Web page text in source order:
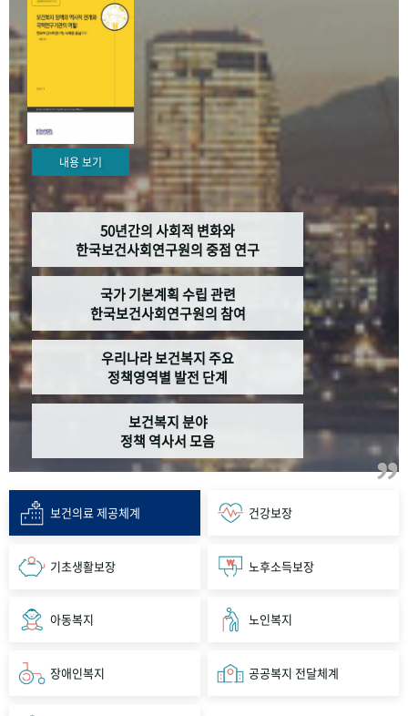
세계와 함께 한 KIHASA
VR 역사관
내용 보기
50년간의 사회적 변화와
한국보건사회연구원의 중점 연구
국가 기본계획 수립 관련
한국보건사회연구원의 참여
우리나라 보건복지 주요
정책영역별 발전 단계
보건복지 분야
정책 역사서 모음
보건의료 제공체계 건강보장
기초생활보장 노후소득보장
아동복지 노인복지
장애인복지 공공복지 전달체계